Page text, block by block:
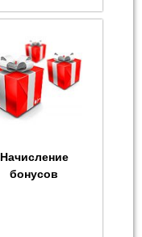
Начисление
бонусов